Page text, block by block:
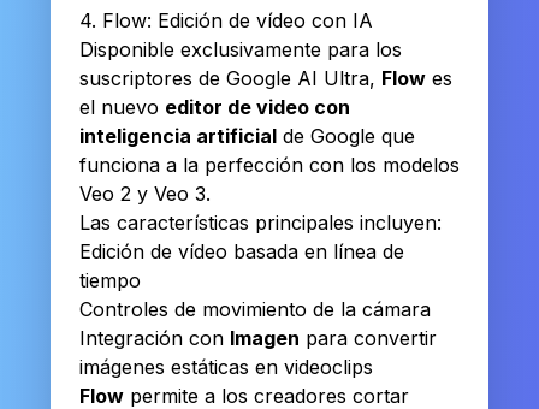
4. Flow: Edición de vídeo con IA
Disponible exclusivamente para los
suscriptores de Google AI Ultra, Flow es
el nuevo editor de video con
inteligencia artificial de Google que
funciona a la perfección con los modelos
Veo 2 y Veo 3.
Las características principales incluyen:
Edición de vídeo basada en línea de
tiempo
Controles de movimiento de la cámara
Integración con Imagen para convertir
imágenes estáticas en videoclips
Flow permite a los creadores cortar